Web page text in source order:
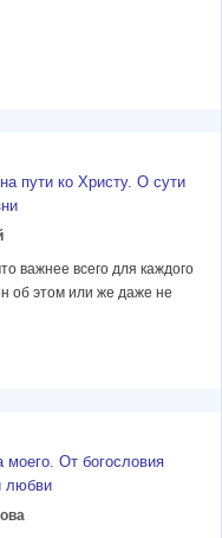
пути ко Христу. О сути
важнее всего для каждого
об этом или же даже не
моего. От богословия
любви